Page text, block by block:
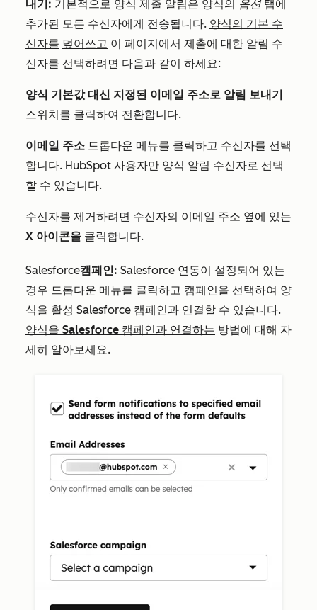
내기: 기본적으로 양식 제출 알림은 양식의 옵션 탭에
추가된 모든 수신자에게 전송됩니다. 양식의 기본 수
신자를 덮어쓰고 이 페이지에서 제출에 대한 알림 수
신자를 선택하려면 다음과 같이 하세요:
양식 기본값 대신 지정된 이메일 주소로 알림 보내기
스위치를 클릭하여 전환합니다.
이메일 주소 드롭다운 메뉴를 클릭하고 수신자를 선택
합니다. HubSpot 사용자만 양식 알림 수신자로 선택
할 수 있습니다.
수신자를 제거하려면 수신자의 이메일 주소 옆에 있는
X 아이콘을 클릭합니다.
Salesforce캠페인: Salesforce 연동이 설정되어 있는
경우 드롭다운 메뉴를 클릭하고 캠페인을 선택하여 양
식을 활성 Salesforce 캠페인과 연결할 수 있습니다.
양식을 Salesforce 캠페인과 연결하는 방법에 대해 자
세히 알아보세요.